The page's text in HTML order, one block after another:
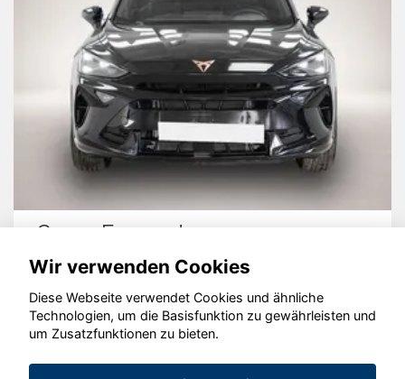
Cupra Formentor
© konjunkturmotor.de GmbH 2020 - 2026
Wir verwenden Cookies
Diese Webseite verwendet Cookies und ähnliche
Technologien, um die Basisfunktion zu gewährleisten und
um Zusatzfunktionen zu bieten.